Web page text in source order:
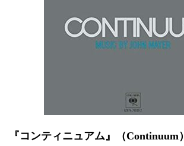
『コンティニュアム』（Continuum）